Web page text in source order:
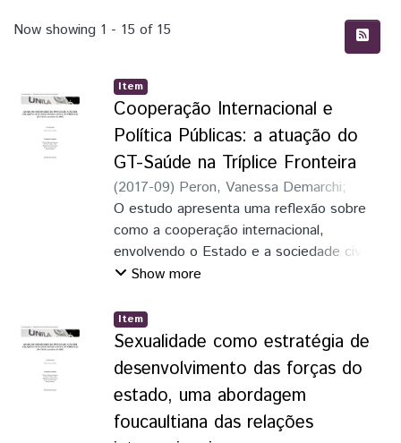
Recent Submissions
Now showing 1 - 15 of 15
Item
Cooperação Internacional e
Política Públicas: a atuação do
GT-Saúde na Tríplice Fronteira
(2017-09) Peron, Vanessa Demarchi;
Lisboa, Marcelino Teixeira
O estudo apresenta uma reflexão sobre
como a cooperação internacional,
envolvendo o Estado e a sociedade civil
organizada, pode contribuir com a
contribuam para a resolução de problemas
ligados à garantia dos direitos sociais. Foi
realizado um estudo sobre a atuação do
Grupo de Trabalho para Integração das
Ações de Saúde na Área de Influência da
Itaipu, que desde 2003 atua no
Show more
Item
Sexualidade como estratégia de
desenvolvimento das forças do
estado, uma abordagem
foucaultiana das relações